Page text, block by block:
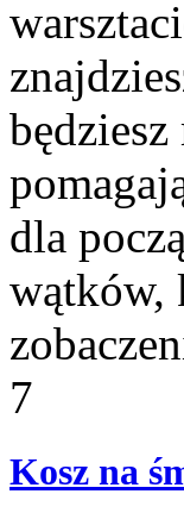
dla
wątków,
7
Kosz na